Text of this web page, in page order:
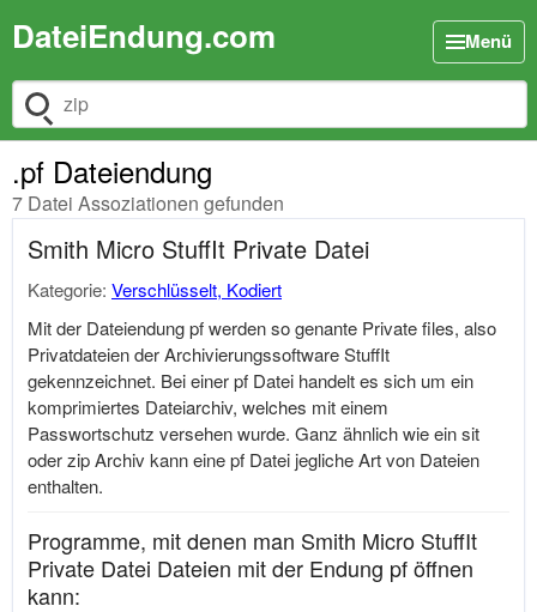
DateiEndung.com Menü
Dateiendung suchen
.pf Dateiendung
7 Datei Assoziationen gefunden
Smith Micro StuffIt Private Datei
Kategorie: Verschlüsselt, Kodiert
Mit der Dateiendung pf werden so genante Private files, also
Privatdateien der Archivierungssoftware StuffIt
gekennzeichnet. Bei einer pf Datei handelt es sich um ein
komprimiertes Dateiarchiv, welches mit einem
Passwortschutz versehen wurde. Ganz ähnlich wie ein sit
oder zip Archiv kann eine pf Datei jegliche Art von Dateien
enthalten.
Programme, mit denen man Smith Micro StuffIt
Private Datei Dateien mit der Endung pf öffnen
kann: